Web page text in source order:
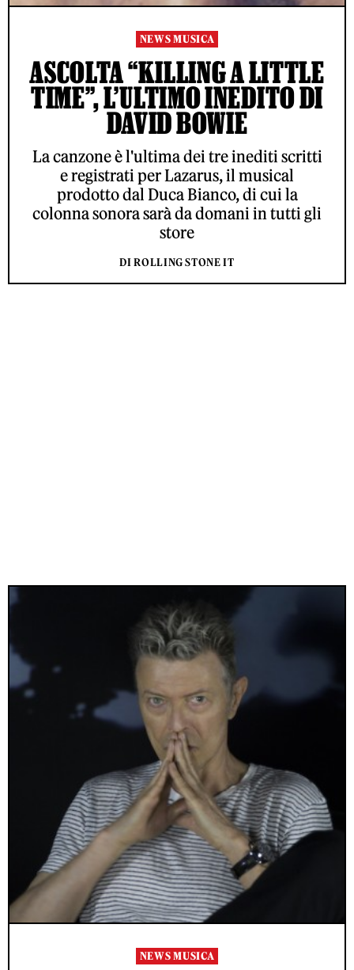
NEWS MUSICA
ASCOLTA “KILLING A LITTLE
TIME”, L’ULTIMO INEDITO DI
DAVID BOWIE
La canzone è l'ultima dei tre inediti scritti
e registrati per Lazarus, il musical
prodotto dal Duca Bianco, di cui la
colonna sonora sarà da domani in tutti gli
store
DI ROLLING STONE IT
NEWS MUSICA